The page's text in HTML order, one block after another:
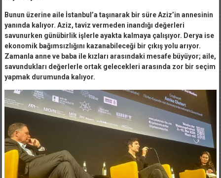
Bunun üzerine aile İstanbul’a taşınarak bir süre Aziz’in annesinin
yanında kalıyor. Aziz, taviz vermeden inandığı değerleri
savunurken günübirlik işlerle ayakta kalmaya çalışıyor. Derya ise
ekonomik bağımsızlığını kazanabileceği bir çıkış yolu arıyor.
Zamanla anne ve baba ile kızları arasındaki mesafe büyüyor; aile,
savundukları değerlerle ortak gelecekleri arasında zor bir seçim
yapmak durumunda kalıyor.